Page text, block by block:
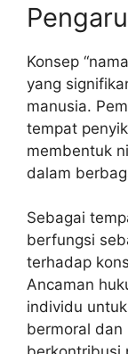
Konsep
yang
manusia.
tempat
membentuk
dalam
Sebagai
berfungsi
terhadap
Ancaman
individu
bermoral dan